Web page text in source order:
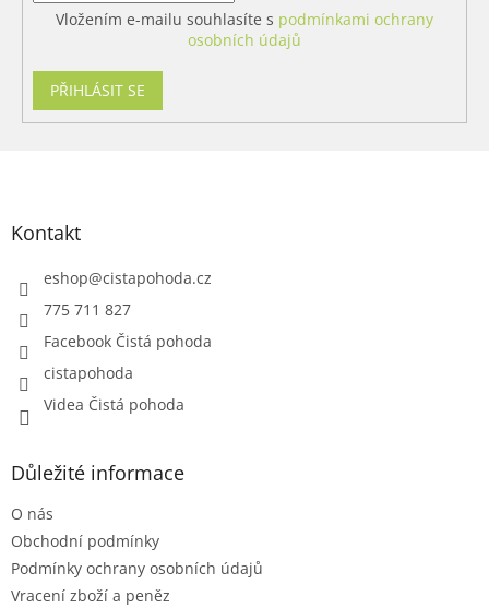
Vložením e-mailu souhlasíte s podmínkami ochrany
osobních údajů
PŘIHLÁSIT SE
Kontakt
eshop@cistapohoda.cz
775 711 827
Facebook Čistá pohoda
cistapohoda
Videa Čistá pohoda
Důležité informace
O nás
Obchodní podmínky
Podmínky ochrany osobních údajů
Vracení zboží a peněz